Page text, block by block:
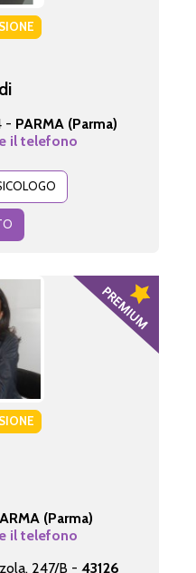
- PARMA (Parma)
il telefono
(Parma)
il telefono
247/B - 43126